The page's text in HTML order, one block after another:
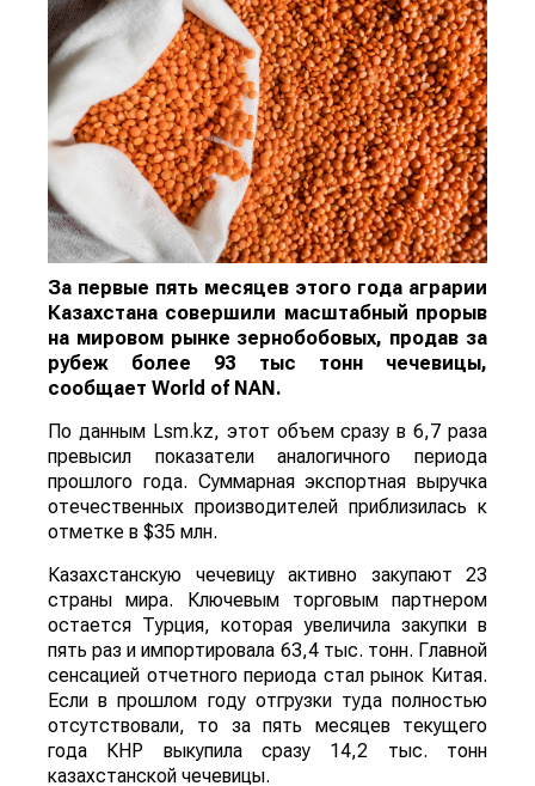
За первые пять месяцев этого года аграрии
Казахстана совершили масштабный прорыв
на мировом рынке зернобобовых, продав за
рубеж более 93 тыс тонн чечевицы,
сообщает World of NAN.
По данным Lsm.kz, этот объем сразу в 6,7 раза
превысил показатели аналогичного периода
прошлого года. Суммарная экспортная выручка
отечественных производителей приблизилась к
отметке в $35 млн.
Казахстанскую чечевицу активно закупают 23
страны мира. Ключевым торговым партнером
остается Турция, которая увеличила закупки в
пять раз и импортировала 63,4 тыс. тонн. Главной
сенсацией отчетного периода стал рынок Китая.
Если в прошлом году отгрузки туда полностью
отсутствовали, то за пять месяцев текущего
года КНР выкупила сразу 14,2 тыс. тонн
казахстанской чечевицы.